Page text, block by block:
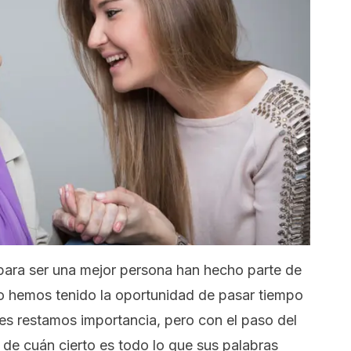
ser una mejor persona han hecho parte de
hemos tenido la oportunidad de pasar tiempo
restamos importancia, pero con el paso del
cuán cierto es todo lo que sus palabras